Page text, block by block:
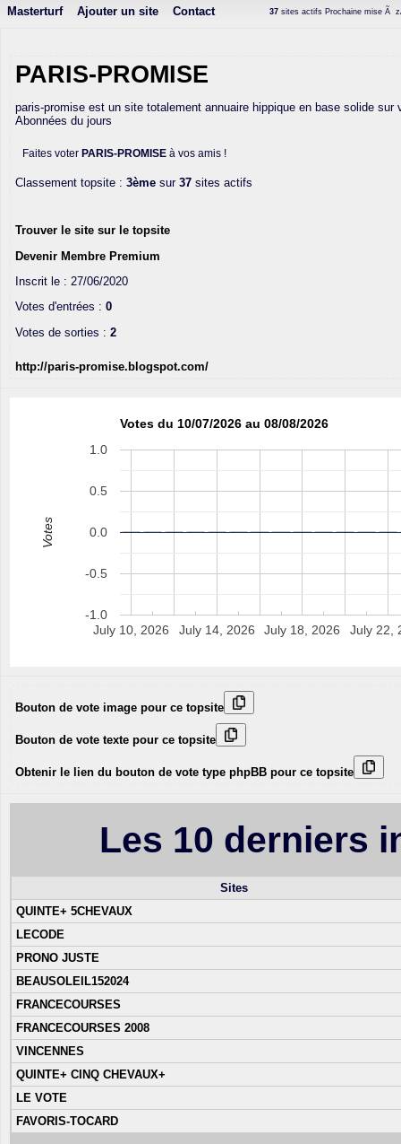
Masterturf Ajouter un site Contact 37 sites actifs Prochaine mise Ã
PARIS-PROMISE
paris-promise est un site totalement annuaire hippique en base solide
Abonnées du jours
Faites voter PARIS-PROMISE à vos amis !
Classement topsite : 3ème sur 37 sites actifs
Trouver le site sur le topsite
Devenir Membre Premium
Inscrit le : 27/06/2020
Votes d'entrées : 0
Votes de sorties : 2
http://paris-promise.blogspot.com/
Votes du 10/07/2026 au 08/08/2026
July 10, 2026 July 14, 2026 July 18, 2026 July 22,
-1.0
-0.5
0.0
0.5
1.0
Votes
Bouton de vote image pour ce topsite
Bouton de vote texte pour ce topsite
Obtenir le lien du bouton de vote type phpBB pour ce topsite
Les 10 derniers
Sites
QUINTE+ 5CHEVAUX
LECODE
PRONO JUSTE
BEAUSOLEIL152024
FRANCECOURSES
FRANCECOURSES 2008
VINCENNES
QUINTE+ CINQ CHEVAUX+
LE VOTE
FAVORIS-TOCARD